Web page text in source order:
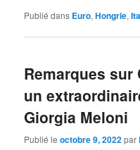
Publié dans Euro,Hongrie,
Remarques sur
un
Giorgia Meloni
Publié leoctobre 9, 2022par